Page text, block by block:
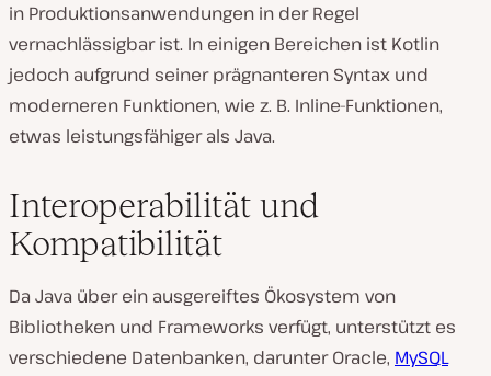
in Produktionsanwendungen in der Regel
vernachlässigbar ist. In einigen Bereichen ist Kotlin
jedoch aufgrund seiner prägnanteren Syntax und
moderneren Funktionen, wie z. B. Inline-Funktionen,
etwas leistungsfähiger als Java.
Interoperabilität und
Kompatibilität
Da Java über ein ausgereiftes Ökosystem von
Bibliotheken und Frameworks verfügt, unterstützt es
verschiedene Datenbanken, darunter Oracle, MySQL